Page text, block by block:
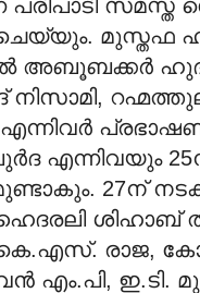
സമസ്ത
മുസ്തഫ
അബൂബക്കര്‍
എന്നിവയും
27ന്
ശിഹാബ്
രാജ,
എം.പി, ഇ.ടി.